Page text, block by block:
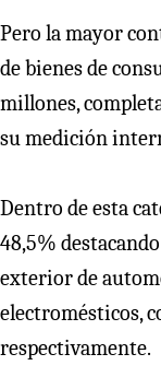
Pero la mayor
de bienes de
millones,
su medición
Dentro de esta
48,5%
exterior de
electromésticos,
respectivamente.